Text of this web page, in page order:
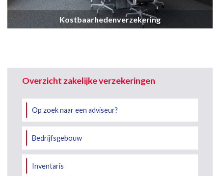
Kostbaarhedenverzekering
Overzicht zakelijke verzekeringen
Op zoek naar een adviseur?
Bedrijfsgebouw
Inventaris